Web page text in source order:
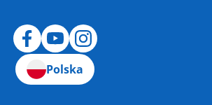
Polska